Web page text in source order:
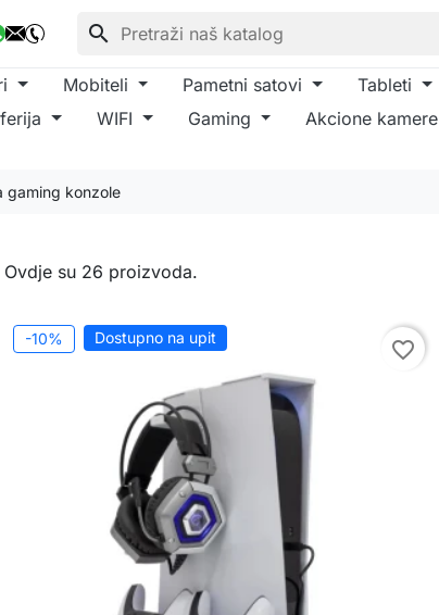
search
Mobiteli Pametni satovi Tableti
WIFI Gaming Akcione kamere
gaming konzole
Ovdje su 26 proizvoda.
-10% Dostupno na upit favorite_border